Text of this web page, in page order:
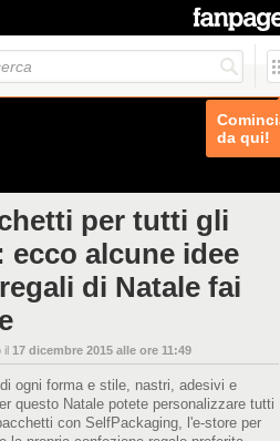
Comincia
da qui!
per tutti gli
ecco alcune idee
di Natale fai
il 17 dicembre 2015 alle ore 11:49
ogni forma e stile, nastri, adesivi e
questo Natale potete personalizzare tutti
con SelfPackaging, l'e-store per